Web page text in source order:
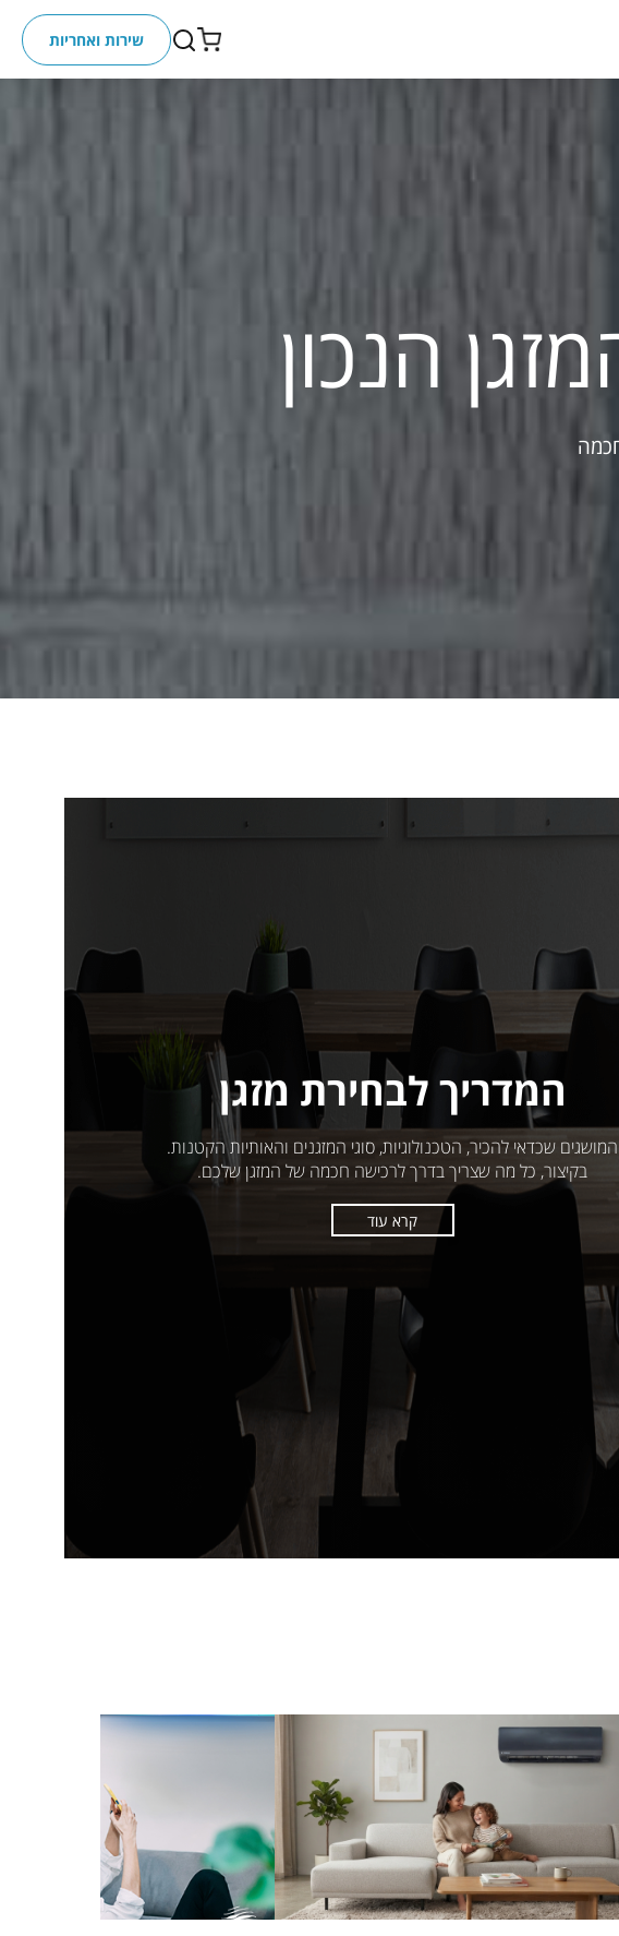
שירות ואחריות
הנכון
המדריך לבחירת מזגן
המושגים שכדאי להכיר, הטכנולוגיות, סוגי המזגנים והאותיות הקטנות.
בקיצור, כל מה שצריך בדרך לרכישה חכמה של המזגן שלכם.
קרא עוד